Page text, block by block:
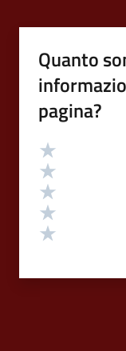
Quanto
pagina?
Valutazione